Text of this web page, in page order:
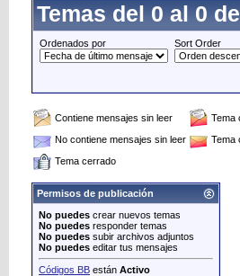
Temas del 0 al 0
Ordenados por Sort Order
Contiene mensajes sin leer
Tema
No contiene mensajes sin leer
Tema
Tema cerrado
Permisos de publicación
No puedes crear nuevos temas
No puedes responder temas
No puedes subir archivos adjuntos
No puedes editar tus mensajes
Códigos BB están Activo